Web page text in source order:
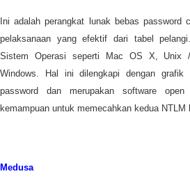
Ini adalah perangkat lunak bebas password
pelaksanaan yang efektif dari tabel
Sistem Operasi seperti Mac OS X, Unix
Windows. Hal ini dilengkapi dengan grafik
password dan merupakan software
kemampuan untuk memecahkan kedua NTLM
Medusa